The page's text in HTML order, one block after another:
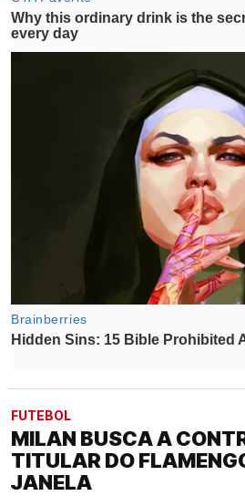
FUTEBOL
MILAN BUSCA A
TITULAR DO
JANELA